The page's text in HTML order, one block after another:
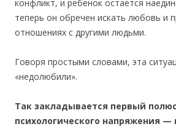
конфликт, и ребенок остается
теперь он обречен искать любовь и
отношениях с другими людьми.
Говоря простыми словами, эта
«недолюбили».
Так закладывается первый
психологического напряжения —